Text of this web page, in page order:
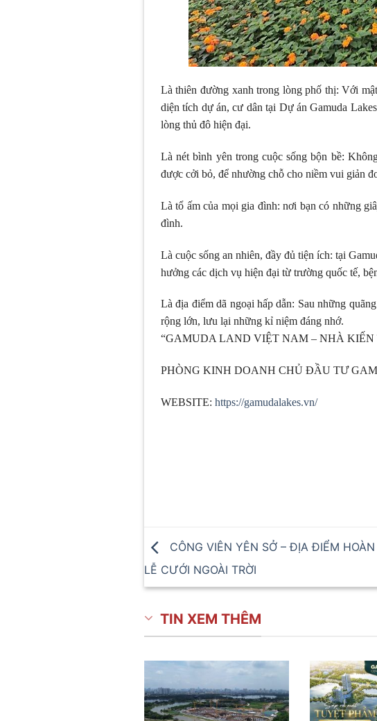
Là thiên đường xanh trong lòng phố thị: Với
diện tích dự án, cư dân tại Dự án Gamuda
lòng thủ đô hiện đại.
Là nét bình yên trong cuộc sống bộn bề:
được cởi bỏ, để nhường chỗ cho niềm vui giản
Là tổ ấm của mọi gia đình: nơi bạn có những
đình.
Là cuộc sống an nhiên, đầy đủ tiện ích: tại
hưởng các dịch vụ hiện đại từ trường quốc tế,
Là địa điểm dã ngoại hấp dẫn: Sau những
rộng lớn, lưu lại những kỉ niệm đáng nhớ.
“GAMUDA LAND VIỆT NAM – NHÀ
PHÒNG KINH DOANH CHỦ ĐẦU TƯ
WEBSITE: https://gamudalakes.vn/
CÔNG VIÊN YÊN SỞ – ĐỊA ĐIỂM
LỄ CƯỚI NGOÀI TRỜI
TIN XEM THÊM